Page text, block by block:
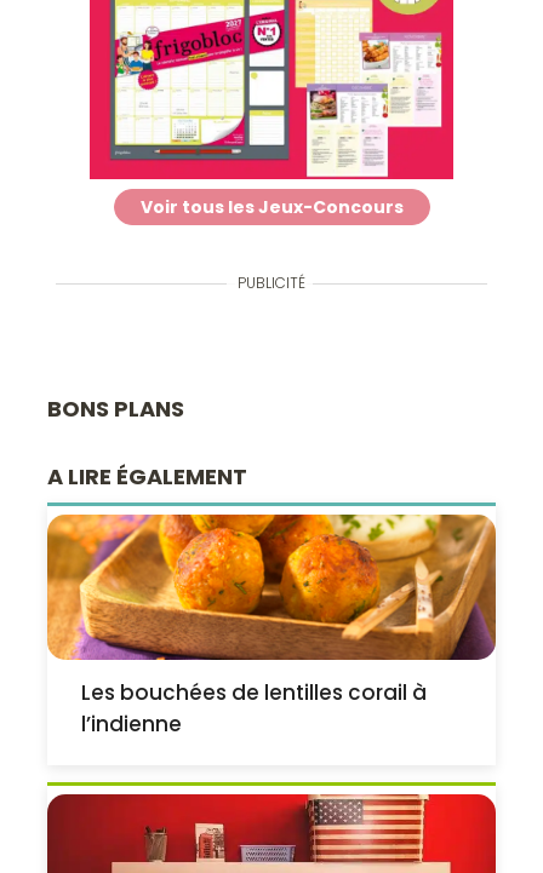
Voir tous les Jeux-Concours
PUBLICITÉ
BONS PLANS
A LIRE ÉGALEMENT
Les bouchées de lentilles corail à
l’indienne